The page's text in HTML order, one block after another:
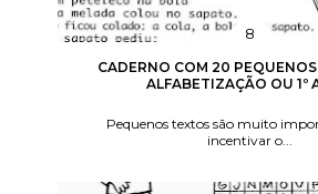
CADERNO COM 20
ALFABETIZAÇÃO OU 1º
Pequenos textos são muito
incentivar o...